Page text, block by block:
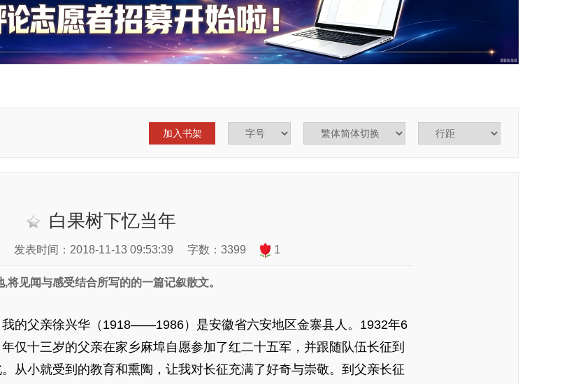
加入书架
白果树下忆当年
发表时间：2018-11-13 09:53:39 字数：3399 1
见闻与感受结合所写的的一篇记叙散文。
父亲徐兴华（1918——1986）是安徽省六安地区金寨县人。1932年6
年仅十三岁的父亲在家乡麻埠自愿参加了红二十五军，并跟随队伍长征到
。从小就受到的教育和熏陶，让我对长征充满了好奇与崇敬。到父亲长征